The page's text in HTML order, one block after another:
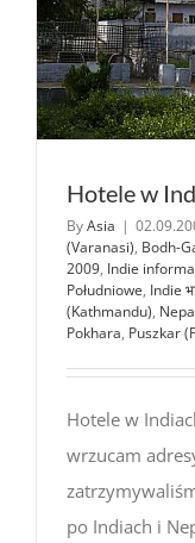
Hotele w
ByAsia |
(Varanasi), Bodh-
2009, Indie
Południowe, Indie
(Kathmandu),
Pokhara, Puszkar
Hotele w
wrzucam
po Indiach i